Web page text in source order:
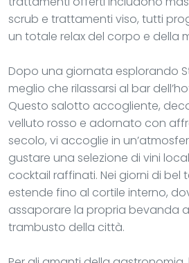
scrub e trattamenti viso, tutti
un totale relax del corpo e della
Dopo una giornata esplorando
meglio che rilassarsi al bar
Questo salotto accogliente,
velluto rosso e adornato con
secolo, vi accoglie in
gustare una selezione di vini
cocktail raffinati. Nei giorni di bel
estende fino al cortile interno,
assaporare la propria bevanda
trambusto della città.